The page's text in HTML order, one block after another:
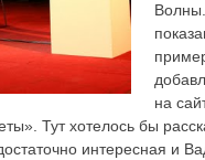
на
Тут хотелось бы
интересная и